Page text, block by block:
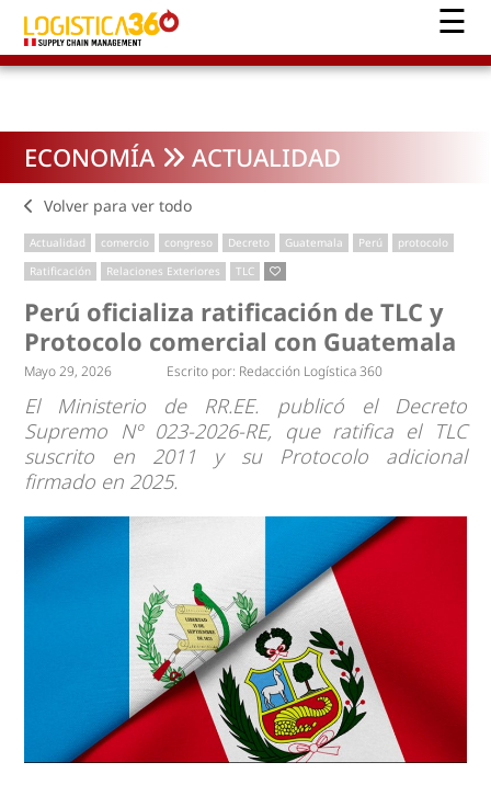
ECONOMÍA ACTUALIDAD
Volver para ver todo
Actualidad comercio congreso Decreto Guatemala Perú
protocolo
Ratificación
Relaciones Exteriores TLC
Perú oficializa ratificación de TLC y
Protocolo comercial con Guatemala
Mayo 29, 2026 Escrito por: Redacción Logística 360
El Ministerio de RR.EE. publicó el Decreto
Supremo Nº 023-2026-RE, que ratifica el TLC
suscrito en 2011 y su Protocolo adicional
firmado en 2025.